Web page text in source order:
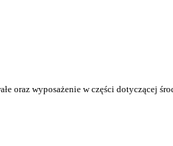
oraz wyposażenie w części dotyczącej